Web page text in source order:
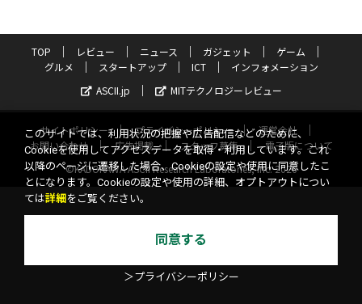
TOP レビュー ニュース ガジェット
ゲーム
グルメ
スタートアップ ICT
インフォメーション
ASCII.jp
MITテクノロジーレビュー
サイトポリシー プライバシーポリシー
運営会社
お問い合わせ
広告掲載 スタッフ募集
電子版について
©KADOKAWA ASCII Research Laboratories, Inc. 2026
このサイトでは、利用状況の把握や広告配信などのために、
Cookieを使用してアクセスデータを取得・利用しています。これ
以降のページに遷移した場合、Cookieの設定や使用に同意したこ
とになります。Cookieの設定や使用の詳細、オプトアウトについ
ては詳細 をご覧ください。
同意する
＞プライバシーポリシー